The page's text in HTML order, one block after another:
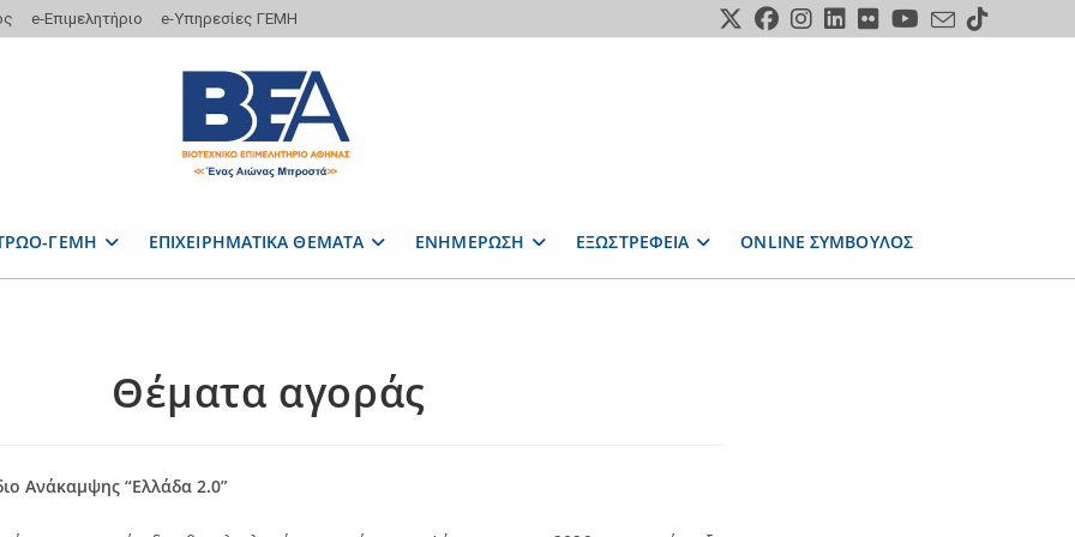
e-Επιμελητήριο e-Υπηρεσίες ΓΕΜΗ
ΓΕΜΗ ΕΠΙΧΕΙΡΗΜΑΤΙΚΑ ΘΕΜΑΤΑ ΕΝΗΜΕΡΩΣΗ ΕΞΩΣΤΡΕΦΕΙΑ ONLINE ΣΥΜΒΟΥΛΟΣ
Θέματα αγοράς
Ανάκαμψης “Ελλάδα 2.0”